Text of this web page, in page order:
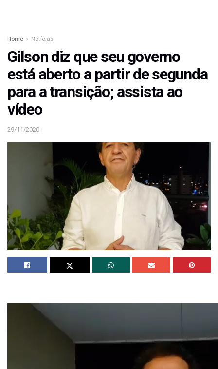
Home Notícias
Gilson diz que seu governo
está aberto a partir de segunda
para a transição; assista ao
vídeo
29/11/2020